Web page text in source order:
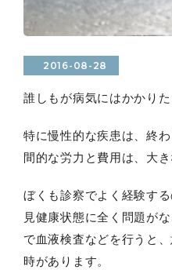
2016-08-28
誰しもが病気にはかかりた
特に慢性的な疾患は、終
間的な労力と費用は、大き
ぼくも診察でよく経験す
見健康状態に全く問題が
で血液検査などを行うと
時があります。